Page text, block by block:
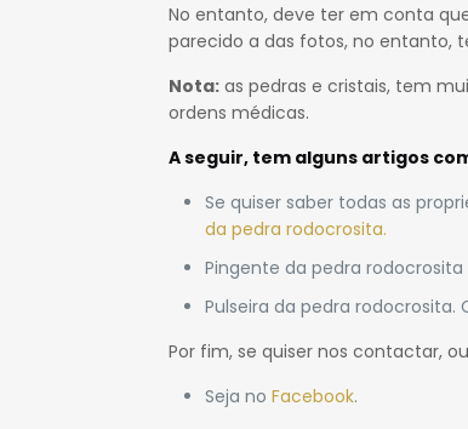
No entanto, deve ter em conta
parecido a das fotos, no entanto,
Nota: as pedras e cristais, tem
ordens médicas.
A seguir, tem alguns artigos
Se quiser saber todas as
da pedra rodocrosita.
Pingente da pedra
Pulseira da pedra rodocrosita.
Por fim, se quiser nos contactar,
Seja noFacebook.